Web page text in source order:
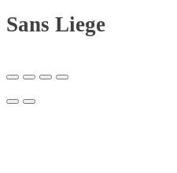
Sans Liege